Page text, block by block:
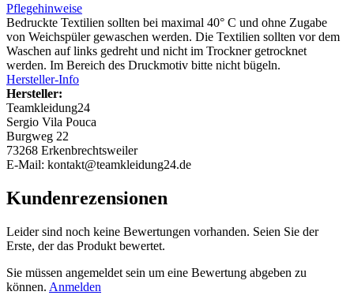
Pflegehinweise
Bedruckte Textilien sollten bei maximal 40° C und ohne Zugabe
von Weichspüler gewaschen werden. Die Textilien sollten vor dem
Waschen auf links gedreht und nicht im Trockner getrocknet
werden. Im Bereich des Druckmotiv bitte nicht bügeln.
Hersteller-Info
Hersteller:
Teamkleidung24
Sergio Vila Pouca
Burgweg 22
73268 Erkenbrechtsweiler
E-Mail: kontakt@teamkleidung24.de
Kundenrezensionen
Leider sind noch keine Bewertungen vorhanden. Seien Sie der
Erste, der das Produkt bewertet.
Sie müssen angemeldet sein um eine Bewertung abgeben zu
können. Anmelden